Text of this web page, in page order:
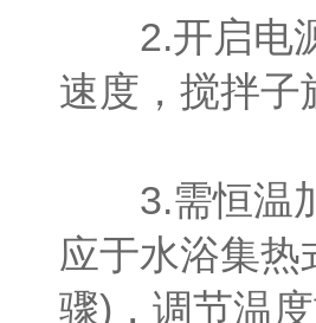
2.开启电源
速度，搅拌子
3.需恒温加
应于水浴集
骤)，调节温